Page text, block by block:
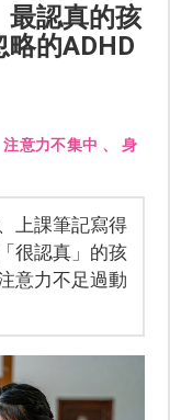
最認真的孩
的ADHD
注意力不集中 、身
上課筆記寫得
很認真」的孩
意力不足過動